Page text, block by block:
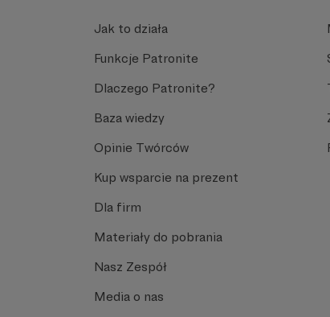
Jak to działa
Funkcje Patronite
Dlaczego Patronite?
Baza wiedzy
Opinie Twórców
Kup wsparcie na prezent
Dla firm
Materiały do pobrania
Nasz Zespół
Media o nas